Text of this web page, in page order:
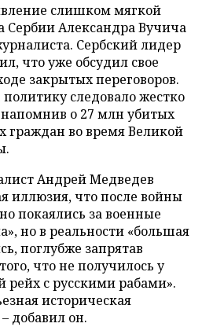
слишком мягкой
Сербии Александра Вучича
Сербский лидер
что уже обсудил свое
закрытых переговоров.
следовало жестко
о 27 млн убитых
граждан во время Великой
Андрей Медведев
иллюзия, что после войны
покаялись за военные
но в реальности «большая
поглубже запрятав
что не получилось у
рейх с русскими рабами».
историческая
добавил он.